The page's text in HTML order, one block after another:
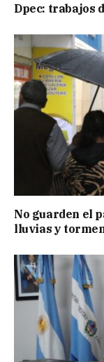
Dpec: trabajos
No guarden el
lluvias y